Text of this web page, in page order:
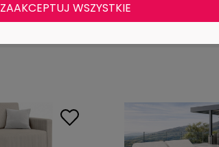
ZAAKCEPTUJ WSZYSTKIE